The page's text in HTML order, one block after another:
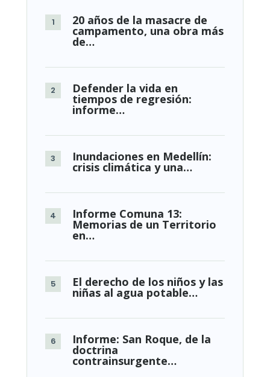
20 años de la masacre de
campamento, una obra más
de…
Defender la vida en
tiempos de regresión:
informe…
Inundaciones en Medellín:
crisis climática y una…
Informe Comuna 13:
Memorias de un Territorio
en…
El derecho de los niños y las
niñas al agua potable…
Informe: San Roque, de la
doctrina
contrainsurgente…